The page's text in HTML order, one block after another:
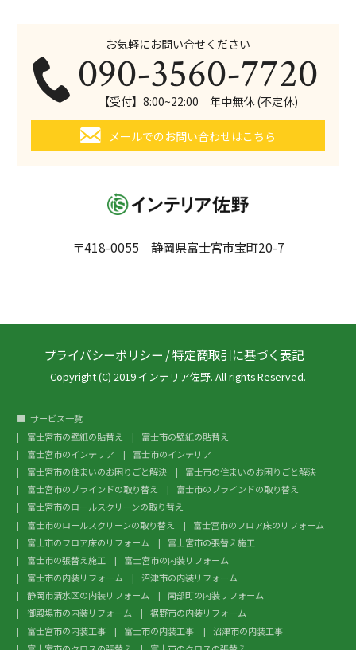
お気軽にお問い合せください
090-3560-7720
【受付】8:00~22:00 年中無休 (不定休)
メールでのお問い合わせはこちら
〒418-0055 静岡県富士宮市宝町20-7
プライバシーポリシー /特定商取引に基づく表記
Copyright (C) 2019 インテリア佐野. All rights Reserved.
サービス一覧
富士宮市の壁紙の貼替え
富士市の壁紙の貼替え
富士宮市のインテリア
富士市のインテリア
富士宮市の住まいのお困りごと解決
富士市の住まいのお困りごと解決
富士宮市のブラインドの取り替え
富士市のブラインドの取り替え
富士宮市のロールスクリーンの取り替え
富士市のロールスクリーンの取り替え
富士宮市のフロア床のリフォーム
富士市のフロア床のリフォーム
富士宮市の張替え施工
富士市の張替え施工
富士宮市の内装リフォーム
富士市の内装リフォーム
沼津市の内装リフォーム
静岡市清水区の内装リフォーム
南部町の内装リフォーム
御殿場市の内装リフォーム
裾野市の内装リフォーム
富士宮市の内装工事
富士市の内装工事
沼津市の内装工事